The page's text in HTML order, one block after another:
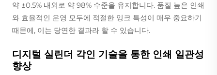
약 ±0.5% 내외로 약 98% 수준을 유지합니다. 품질 높은 인쇄
와 효율적인 운영 모두에 적절한 잉크 특성이 매우 중요하기
때문에, 이는 당연한 결과라 할 수 있습니다.
디지털 실린더 각인 기술을 통한 인쇄 일관성
향상